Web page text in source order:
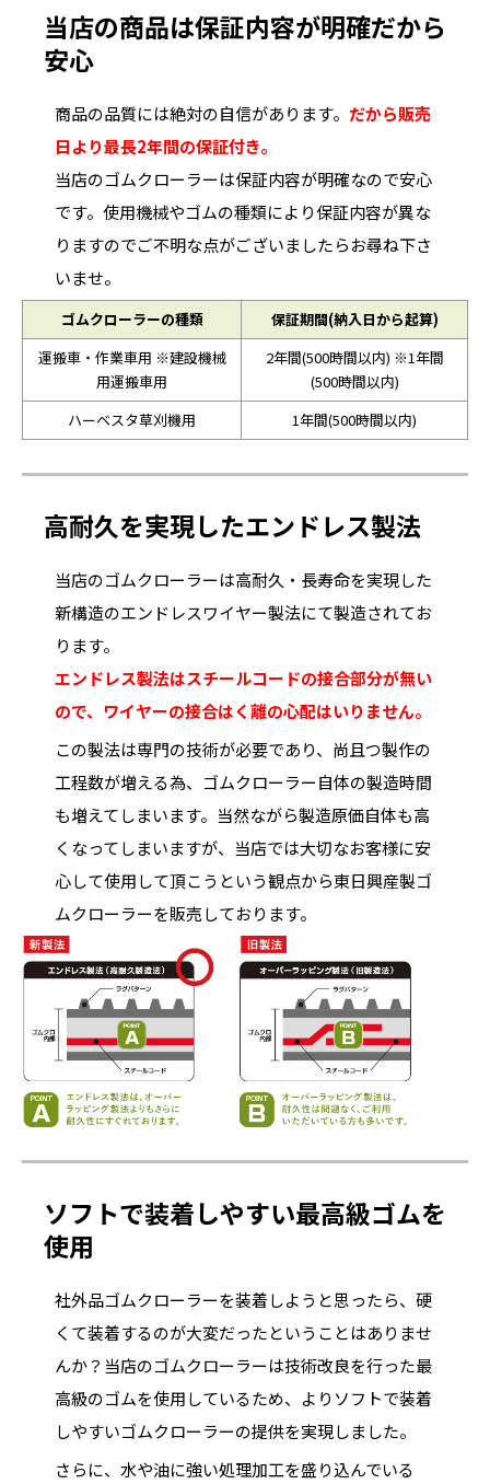
当店の商品は保証内容が明確だから
安心
商品の品質には絶対の自信があります。 だから販売
日より最長2年間の保証付き。
当店のゴムクローラーは保証内容が明確なので安心
です。使用機械やゴムの種類により保証内容が異な
りますのでご不明な点がございましたらお尋ね下さ
いませ。
ゴムクローラーの種類
保証期間(納入日から起算)
運搬車・作業車用 ※建設機械
用運搬車用
2年間(500時間以内) ※1年間
(500時間以内)
ハーベスタ草刈機用
1年間(500時間以内)
高耐久を実現したエンドレス製法
当店のゴムクローラーは高耐久・長寿命を実現した
新構造のエンドレスワイヤー製法にて製造されてお
ります。
エンドレス製法はスチールコードの接合部分が無い
ので、ワイヤーの接合はく離の心配はいりません。
この製法は専門の技術が必要であり、尚且つ製作の
工程数が増える為、ゴムクローラー自体の製造時間
も増えてしまいます。当然ながら製造原価自体も高
くなってしまいますが、当店では大切なお客様に安
心して使用して頂こうという観点から東日興産製ゴ
ムクローラーを販売しております。
ソフトで装着しやすい最高級ゴムを
使用
社外品ゴムクローラーを装着しようと思ったら、硬
くて装着するのが大変だったということはありませ
んか？当店のゴムクローラーは技術改良を行った最
高級のゴムを使用しているため、よりソフトで装着
しやすいゴムクローラーの提供を実現しました。
さらに、水や油に強い処理加工を盛り込んでいる